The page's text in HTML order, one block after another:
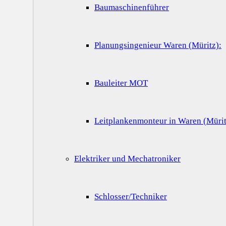
Baumaschinenführer
Planungsingenieur Waren (Müritz):
Bauleiter MOT
Leitplankenmonteur in Waren
Elektriker und Mechatroniker
Schlosser/Techniker